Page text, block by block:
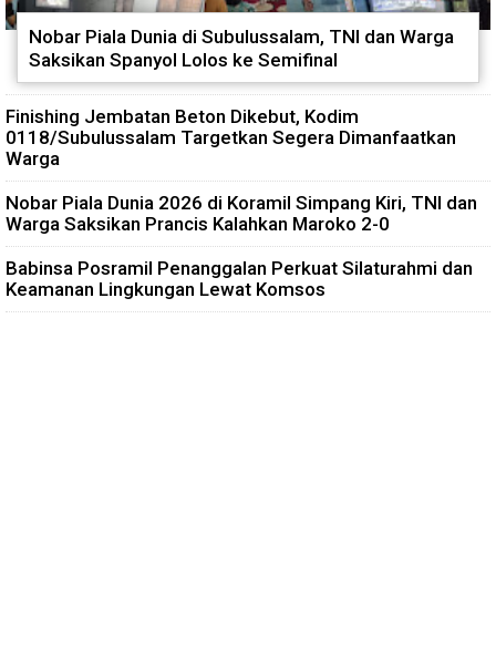
Nobar Piala Dunia di Subulussalam, TNI dan Warga
Saksikan Spanyol Lolos ke Semifinal
Finishing Jembatan Beton Dikebut, Kodim
0118/Subulussalam Targetkan Segera Dimanfaatkan
Warga
Nobar Piala Dunia 2026 di Koramil Simpang Kiri, TNI dan
Warga Saksikan Prancis Kalahkan Maroko 2-0
Babinsa Posramil Penanggalan Perkuat Silaturahmi dan
Keamanan Lingkungan Lewat Komsos